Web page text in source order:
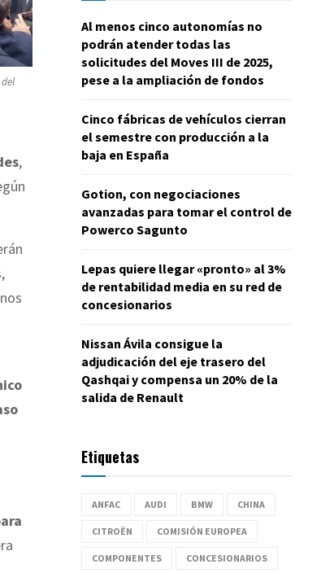
,
Al menos cinco autonomías no
podrán atender todas las
solicitudes del Moves III de 2025,
pese a la ampliación de fondos
Cinco fábricas de vehículos cierran
el semestre con producción a la
baja en España
Gotion, con negociaciones
avanzadas para tomar el control de
Powerco Sagunto
Lepas quiere llegar «pronto» al 3%
de rentabilidad media en su red de
concesionarios
Nissan Ávila consigue la
adjudicación del eje trasero del
Qashqai y compensa un 20% de la
salida de Renault
Etiquetas
ANFAC AUDI BMW CHINA
CITROËN COMISIÓN EUROPEA
COMPONENTES CONCESIONARIOS